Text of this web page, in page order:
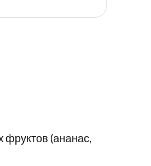
фруктов (ананас,